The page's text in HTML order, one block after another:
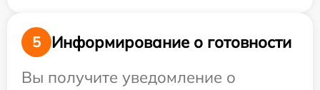
5
Информирование о готовности
Вы получите уведомление о